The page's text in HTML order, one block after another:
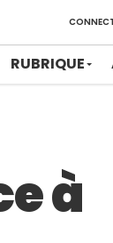
RUBRIQUE
à